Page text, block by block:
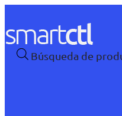
Búsqueda de